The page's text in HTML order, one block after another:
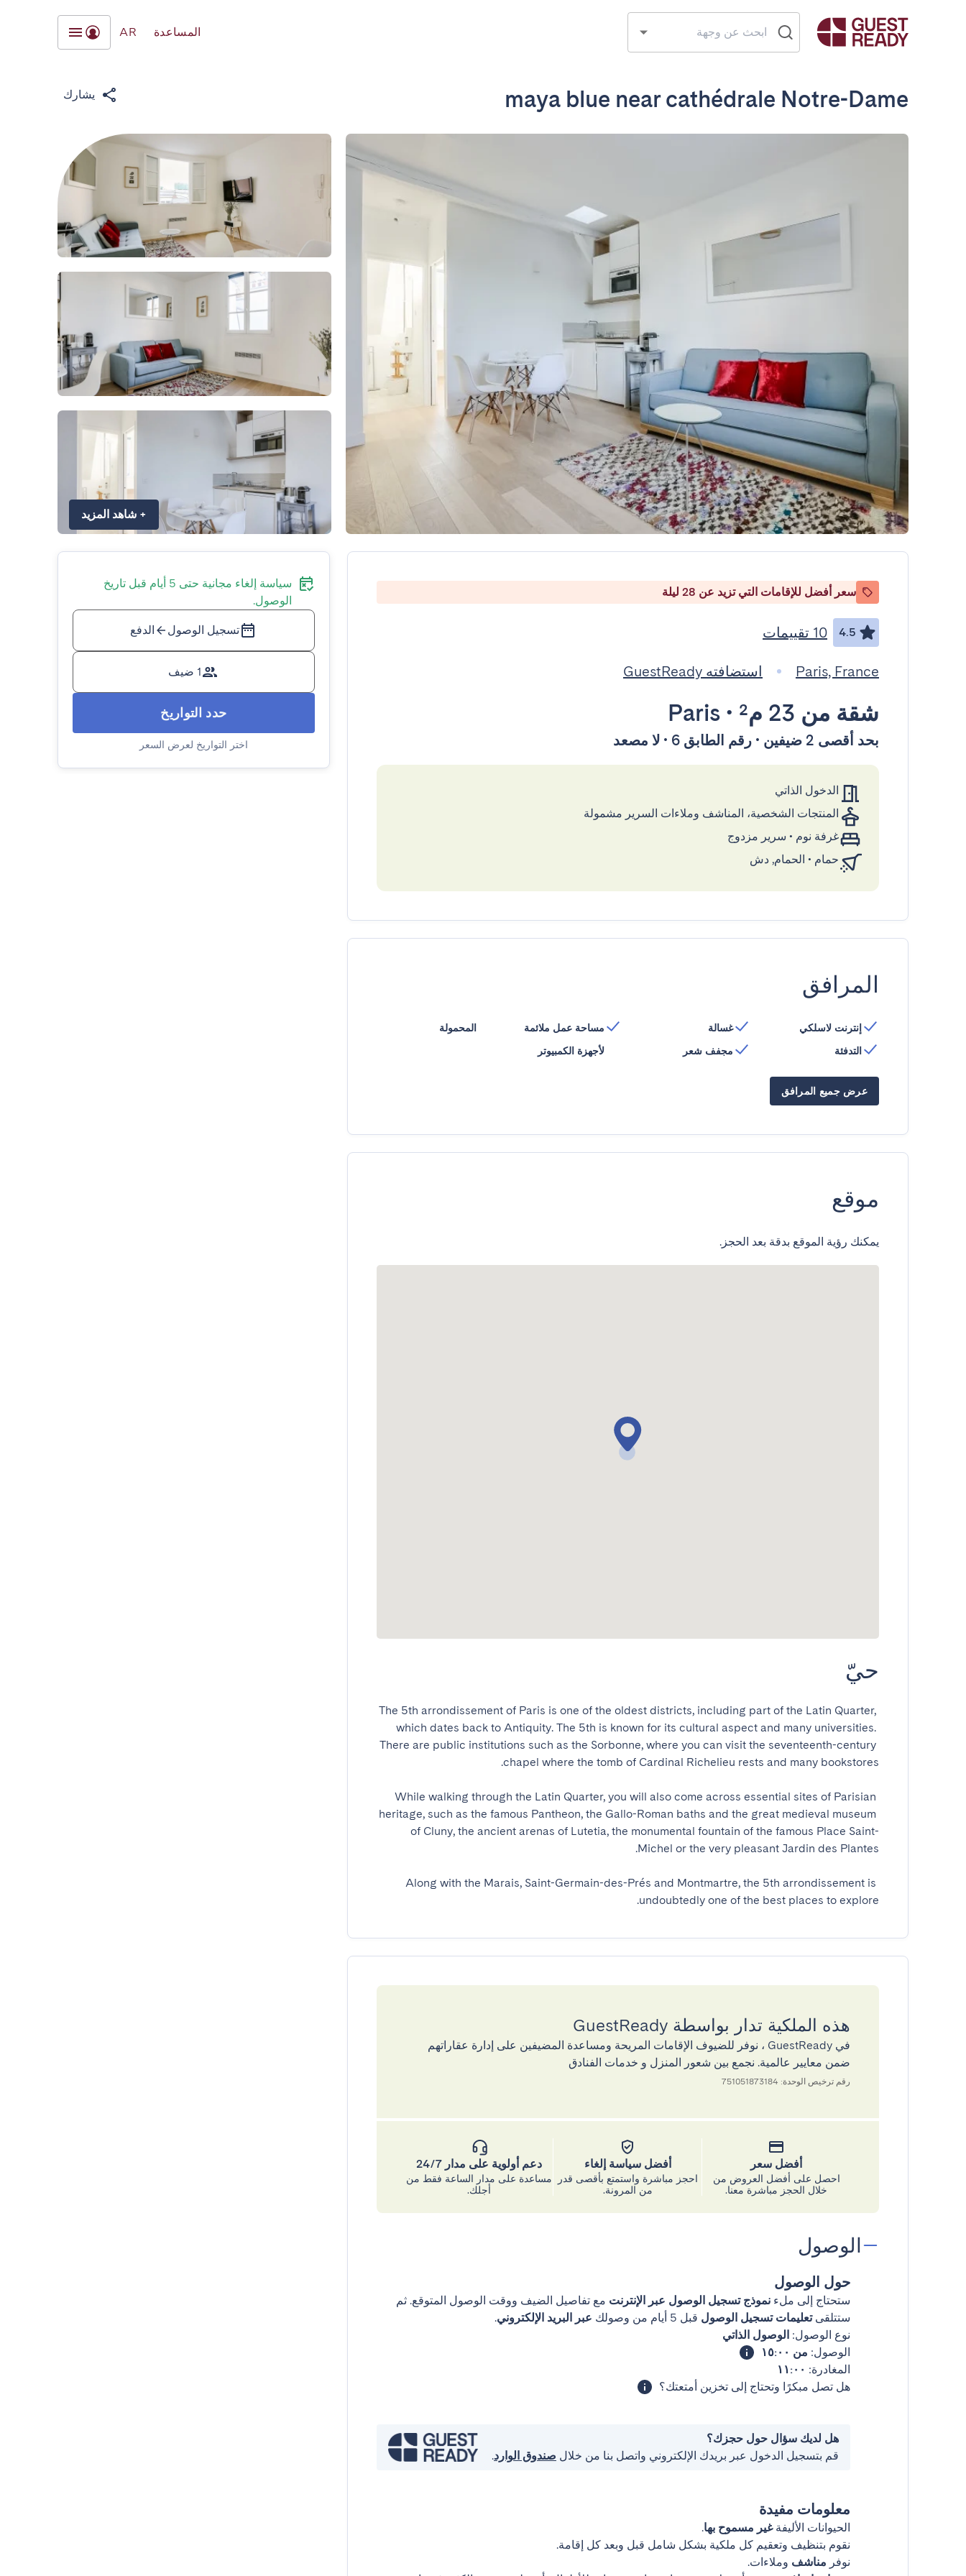
المساعدة AR
maya blue near cathédrale Notre-Dame يشارك
+ شاهد المزيد
سعر أفضل للإقامات التي تزيد عن 28 ليلة
4.5 10 تقييمات
Paris, France استضافته GuestReady
شقة من 23 م² •
Paris
بحد أقصى 2 ضيفين • رقم الطابق 6 • لا مصعد
الدخول الذاتي
المنتجات الشخصية، المناشف وملاءات السرير مشمولة
غرفة نوم • سرير مزدوج
حمام • الحمام, دش
المرافق
إنترنت لاسلكي
التدفئة
غسالة
مجفف شعر
مساحة عمل ملائمة
لأجهزة الكمبيوتر
المحمولة
عرض جميع المرافق
موقع
يمكنك رؤية الموقع بدقة بعد الحجز.
حيّ
The 5th arrondissement of Paris is one of the oldest districts, including part of the Latin Quarter,
which dates back to Antiquity. The 5th is known for its cultural aspect and many universities.
There are public institutions such as the Sorbonne, where you can visit the seventeenth-century
While walking through the Latin Quarter, you will also come across essential sites of Parisian
heritage, such as the famous Pantheon, the Gallo-Roman baths and the great medieval museum
of Cluny, the ancient arenas of Lutetia, the monumental fountain of the famous Place Saint-
Along with the Marais, Saint-Germain-des-Prés and Montmartre, the 5th arrondissement is
undoubtedly one of the best places to explore.
هذه الملكية تدار بواسطة GuestReady
في GuestReady ، نوفر للضيوف الإقامات المريحة ومساعدة المضيفين على إدارة عقاراتهم
ضمن معايير عالمية. نجمع بين شعور المنزل و خدمات الفنادق
رقم ترخيص الوحدة: 751051873184
أفضل سعر
احصل على أفضل العروض من
خلال الحجز مباشرة معنا.
أفضل سياسة إلغاء
احجز مباشرة واستمتع بأقصى قدر
من المرونة.
دعم أولوية على مدار 24/7
مساعدة على مدار الساعة فقط من
أجلك.
الوصول
حول الوصول
ستحتاج إلى ملء نموذج تسجيل الوصول عبر الإنترنت مع تفاصيل الضيف ووقت الوصول المتوقع. ثم
ستتلقىتعليمات تسجيل الوصول قبل 5 أيام من وصولك عبر البريد الإلكتروني.
نوع الوصول: الوصول الذاتي
الوصول: من ١٥:٠٠
المغادرة: ١١:٠٠
هل تصل مبكرًا وتحتاج إلى تخزين أمتعتك؟
هل لديك سؤال حول حجزك؟
قم بتسجيل الدخول عبر بريدك الإلكتروني واتصل بنا من خلال صندوق الوارد.
معلومات مفيدة
الحيوانات الأليفةغير مسموح بها.
نقوم بتنظيف وتعقيم كل ملكية بشكل شامل قبل وبعد كل إقامة.
نوفر مناشف وملاءات.
سياسة إلغاء مجانية حتى 5 أيام قبل تاريخ
الوصول.
تسجيل الوصول الدفع
1 ضيف
حدد التواريخ
اختر التواريخ لعرض السعر